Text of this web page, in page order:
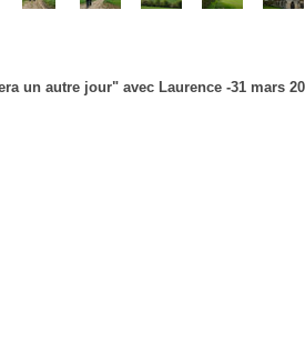
un autre jour" avec Laurence -31 mars